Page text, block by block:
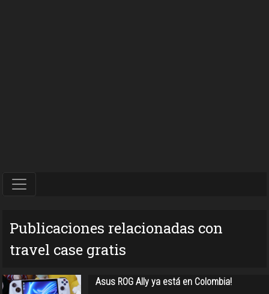
Publicaciones relacionadas con
travel case gratis
Asus ROG Ally ya está en Colombia!